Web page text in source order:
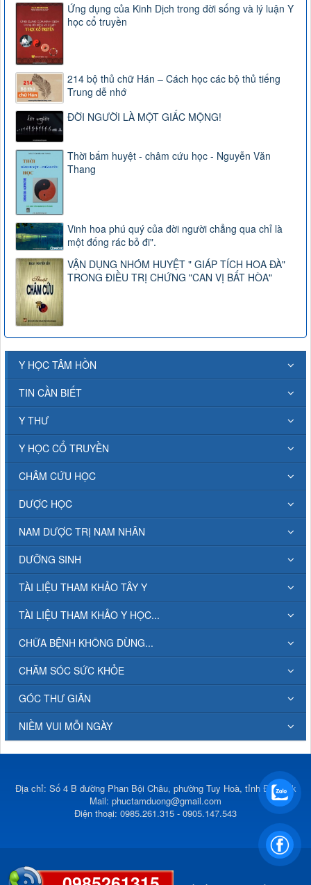
Ứng dụng của Kinh Dịch trong đời sống và lý luận Y
học cổ truyền
214 bộ thủ chữ Hán – Cách học các bộ thủ tiếng
Trung dễ nhớ
ĐỜI NGƯỜI LÀ MỘT GIẤC MỘNG!
Thời bấm huyệt - châm cứu học - Nguyễn Văn
Thang
Vinh hoa phú quý của đời người chẳng qua chỉ là
một đống rác bỏ đi".
VẬN DỤNG NHÓM HUYỆT " GIÁP TÍCH HOA ĐÀ"
TRONG ĐIỀU TRỊ CHỨNG "CAN VỊ BẤT HÒA"
Y HỌC TÂM HỒN
TIN CẦN BIẾT
Y THƯ
Y HỌC CỔ TRUYỀN
CHÂM CỨU HỌC
DƯỢC HỌC
NAM DƯỢC TRỊ NAM NHÂN
DƯỠNG SINH
TÀI LIỆU THAM KHẢO TÂY Y
TÀI LIỆU THAM KHẢO Y HỌC...
CHỮA BỆNH KHÔNG DÙNG...
CHĂM SÓC SỨC KHỎE
GÓC THƯ GIÃN
NIỀM VUI MỖI NGÀY
Địa chỉ: Số 4 B đường Phan Bội Châu, phường Tuy Hoà, tỉnh Đắk Lắk
Mail: phuctamduong@gmail.com
Điện thoại: 0985.261.315 - 0905.147.543